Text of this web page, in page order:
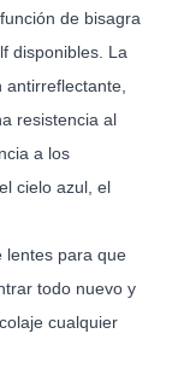
de bisagra
disponibles. La
antirreflectante,
resistencia al
a los
cielo azul, el
lentes para que
todo nuevo y
cualquier